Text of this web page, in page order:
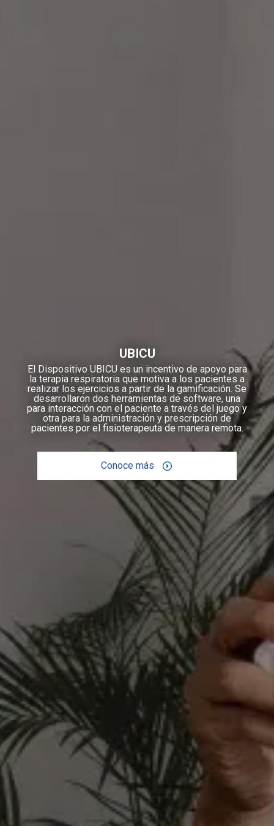
UBICU
El Dispositivo UBICU es un incentivo de apoyo para
la terapia respiratoria que motiva a los pacientes a
realizar los ejercicios a partir de la gamificación. Se
desarrollaron dos herramientas de software, una
para interacción con el paciente a través del juego y
otra para la administración y prescripción de
pacientes por el fisioterapeuta de manera remota.
Conoce más